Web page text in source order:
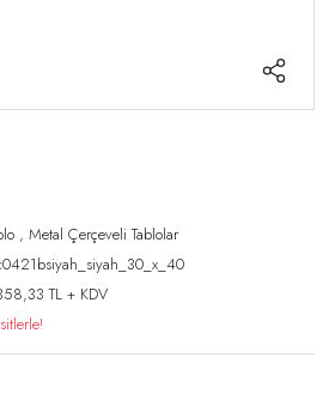
,Metal Çerçeveli Tablolar
TL + KDV